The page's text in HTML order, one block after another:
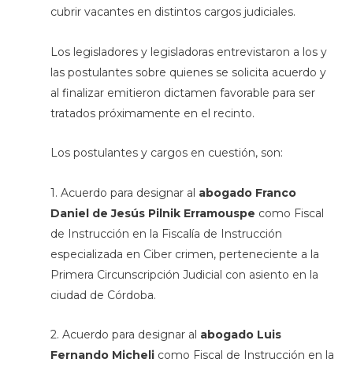
cubrir vacantes en distintos cargos judiciales.
Los legisladores y legisladoras entrevistaron a los y
las postulantes sobre quienes se solicita acuerdo y
al finalizar emitieron dictamen favorable para ser
tratados próximamente en el recinto.
Los postulantes y cargos en cuestión, son:
1. Acuerdo para designar al abogado Franco
Daniel de Jesús Pilnik Erramouspe como Fiscal
de Instrucción en la Fiscalía de Instrucción
especializada en Ciber crimen, perteneciente a la
Primera Circunscripción Judicial con asiento en la
ciudad de Córdoba.
2. Acuerdo para designar al abogado Luis
Fernando Michelicomo Fiscal de Instrucción en la